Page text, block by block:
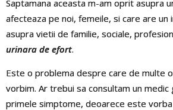
Saptamana aceasta m-am oprit asupra
afecteaza pe noi, femeile, si care are un
asupra vietii de familie, sociale,
urinara de efort.
Este o problema despre care de multe
vorbim. Ar trebui sa consultam un medic
primele simptome, deoarece este